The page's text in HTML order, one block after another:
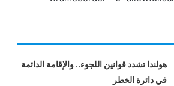
هولندا تشدد قوانين اللجوء.. والإقامة الدائمة
في دائرة الخطر